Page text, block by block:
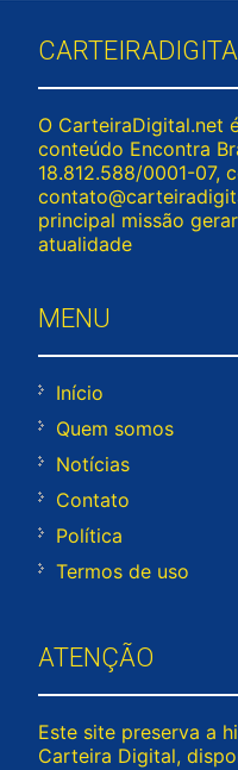
O CarteiraDigital.net
conteúdo Encontra
18.812.588/0001-07,
principal missão
atualidade
MENU
Início
Quem somos
Notícias
Contato
Política
Termos de uso
ATENÇÃO
Este site preserva a
Carteira Digital,